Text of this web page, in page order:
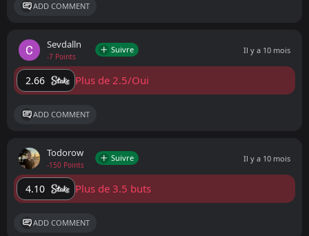
ADD COMMENT
Sevdalln
-7 Points
Suivre Il y a 10 mois
2.66 Plus de 2.5/Oui
ADD COMMENT
Todorow
-150 Points
Suivre Il y a 10 mois
4.10 Plus de 3.5 buts
ADD COMMENT